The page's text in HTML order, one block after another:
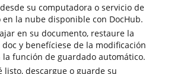
su computadora o servicio de
la nube disponible con DocHub.
en su documento, restaure la
y benefíciese de la modificación
función de guardado automático.
listo, descargue o guarde su